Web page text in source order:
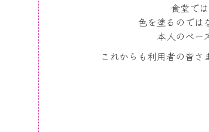
食堂で
色を塗るのでは
本人のペー
これからも利用者の皆さ